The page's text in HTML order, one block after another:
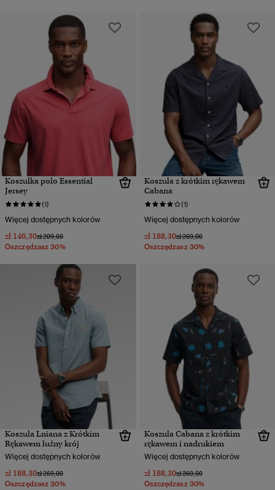
Koszulka polo Essential
Jersey
(1)
Więcej dostępnych kolorów
zł 146,30Cena obniżona od
zł 209,00do
Oszczędzasz 30%
Koszula z krótkim rękawem
Cabana
(1)
Więcej dostępnych kolorów
zł 188,30Cena obniżona od
zł 269,00do
Oszczędzasz 30%
Koszula Lniana z Krótkim
Rękawem luźny krój
Więcej dostępnych kolorów
zł 188,30Cena obniżona od
zł 269,00do
Oszczędzasz 30%
Koszula Cabana z krótkim
rękawem i nadrukiem
Więcej dostępnych kolorów
zł 188,30Cena obniżona od
zł 269,00do
Oszczędzasz 30%